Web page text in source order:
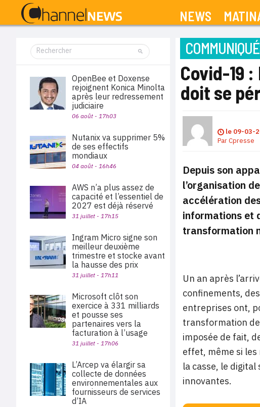
NEWS
Covid-19
doit se
le 09-03-
ParCpresse
Depuis son
l’organisation
accélération
informations et
transformation
Un an après
confinements,
entreprises ont,
transformation
imposée de fait,
effet, même si
la casse, le
innovantes.
OpenBee et Doxense
rejoignent Konica Minolta
après leur redressement
judiciaire
06 août - 17h03
Nutanix va supprimer 5%
de ses effectifs
mondiaux
04 août - 16h46
AWS n’a plus assez de
capacité et l’essentiel de
2027 est déjà réservé
31 juillet - 17h15
Ingram Micro signe son
meilleur deuxième
trimestre et stocke avant
la hausse des prix
31 juillet - 17h11
Microsoft clôt son
exercice à 331 milliards
et pousse ses
partenaires vers la
facturation à l’usage
31 juillet - 17h06
L’Arcep va élargir sa
collecte de données
environnementales aux
fournisseurs de services
d’IA